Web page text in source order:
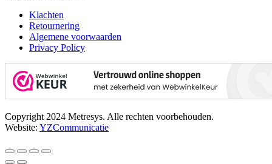
Klachten
Retournering
Algemene voorwaarden
Privacy Policy
Copyright 2024 Metresys. Alle rechten voorbehouden.
Website: YZCommunicatie